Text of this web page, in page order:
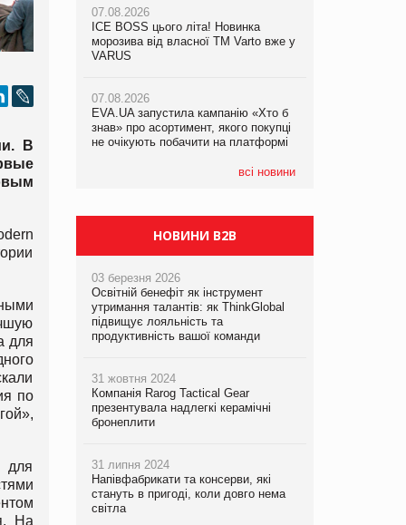
В
для
по
для
На
07.08.2026
ICE BOSS цього літа! Новинка
морозива від власної ТМ Varto вже у
VARUS
07.08.2026
EVA.UA запустила кампанію «Хто б
знав» про асортимент, якого покупці
не очікують побачити на платформі
всі новини
06.08.2026
Смачна новинка для хвостатих: у
VARUS з’явилися паучі Varto Paw
05.08.2026
Мережа супермаркетів VARUS купує
мережу магазинів формату
компанія налічуватиме 374 магазини
07.08.2026
Франція заборонила рекламні дзвінки
НОВИНИ B2B
03 березня 2026
Освітній бенефіт як інструмент
утримання талантів: як ThinkGlobal
підвищує лояльність та
продуктивність вашої команди
31 жовтня 2024
Компанія Rarog Tactical Gear
презентувала надлегкі керамічні
бронеплити
31 липня 2024
Напівфабрикати та консерви, які
стануть в пригоді, коли довго нема
світла